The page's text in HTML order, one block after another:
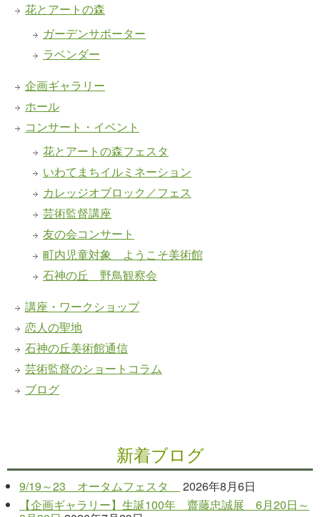
花とアートの森
ガーデンサポーター
ラベンダー
企画ギャラリー
ホール
コンサート・イベント
花とアートの森フェスタ
いわてまちイルミネーション
カレッジオブロック／フェス
芸術監督講座
友の会コンサート
町内児童対象 ようこそ美術館
石神の丘 野鳥観察会
講座・ワークショップ
恋人の聖地
石神の丘美術館通信
芸術監督のショートコラム
ブログ
新着ブログ
9/19～23 オータムフェスタ
2026年8月6日
【企画ギャラリー】生誕100年 齋藤忠誠展 6月20日～